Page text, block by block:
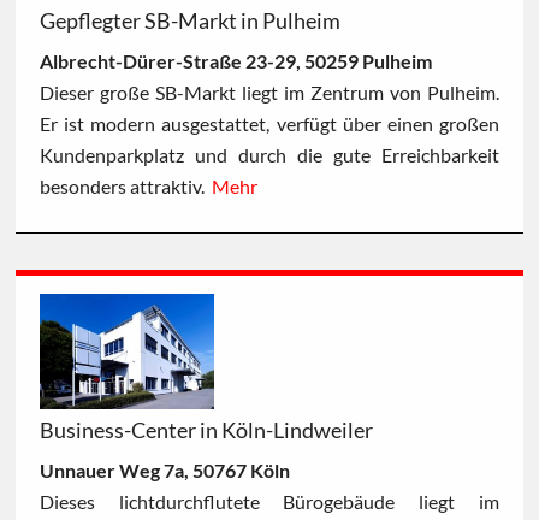
Gepflegter SB-Markt in Pulheim
Albrecht-Dürer-Straße 23-29, 50259 Pulheim
Dieser große SB-Markt liegt im Zentrum von Pulheim.
Er ist modern ausgestattet, verfügt über einen großen
Kundenparkplatz und durch die gute Erreichbarkeit
besonders attraktiv. Mehr
Business-Center in Köln-Lindweiler
Unnauer Weg 7a, 50767 Köln
Dieses lichtdurchflutete Bürogebäude liegt im